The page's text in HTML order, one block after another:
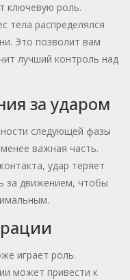
ключевую роль.
тела распределялся
Это позволит вам
лучший контроль над
за ударом
следующей фазы
важная часть.
удар теряет
за движением, чтобы
играет роль.
может привести к